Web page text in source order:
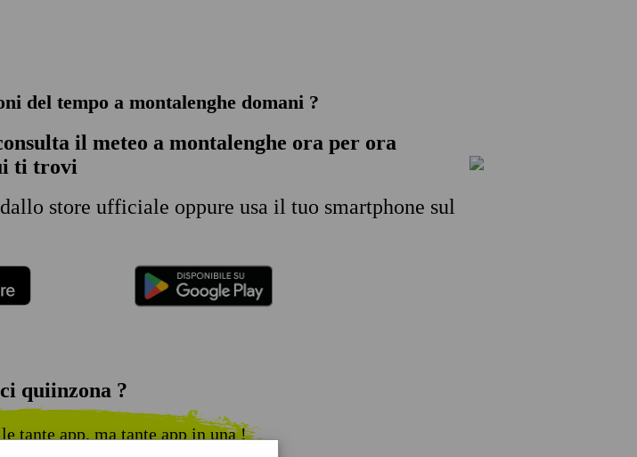
del tempo a montalenghe domani ?
il meteo a montalenghe ora per ora
ti trovi
dallo store ufficiale oppure usa il tuo smartphone sul
quiinzona ?
tante app, ma tante app in una !